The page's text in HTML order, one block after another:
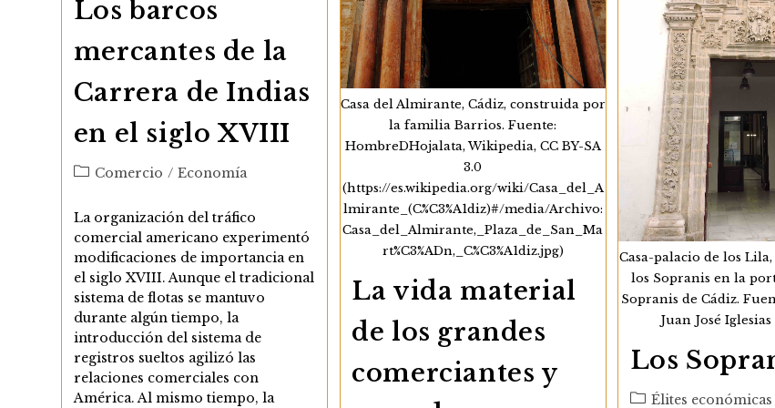
ciudades y villas
como…
Continuar LeyendoLa
La
Red
De
De
En
El
Siglo
Casa del Almirante, Cádiz, construida por
la familia Barrios. Fuente:
HombreDHojalata, Wikipedia, CC BY-SA
3.0
(https://es.wikipedia.org/wiki/Casa_del_A
lmirante_(C%C3%A1diz)#/media/Archivo:
Casa_del_Almirante,_Plaza_de_San_Ma
rt%C3%ADn,_C%C3%A1diz.jpg)
La vida material
de los grandes
comerciantes y
Los barcos
mercantes de la
Carrera de Indias
en el siglo XVIII
Categoría
la
entrada:
Comercio / Economía
La organización del tráfico
comercial americano experimentó
modificaciones de importancia en
el siglo XVIII. Aunque el tradicional
sistema de flotas se mantuvo
durante algún tiempo, la
introducción del sistema de
registros sueltos agilizó las
relaciones comerciales con
América. Al mismo tiempo, la
Casa-palacio de los
los Sopranis en la
Sopranis de Cádiz.
Juan José
Los
Categoría
Élites económicas